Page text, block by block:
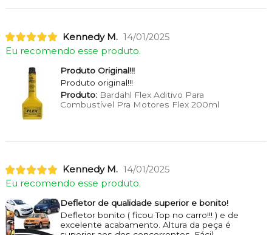
Kennedy M. 14/01/2025
Eu recomendo esse produto.
Produto Original!!!
Produto original!!!
Produto:Bardahl Flex Aditivo Para
Combustível Pra Motores Flex 200ml
Kennedy M. 14/01/2025
Eu recomendo esse produto.
Defletor de qualidade superior e bonito!
Defletor bonito ( ficou Top no carro!!! ) e de
excelente acabamento. Altura da peça é